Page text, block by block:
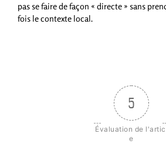
pas se faire de façon « directe » sans
fois le contexte local.
5
Évaluation de
e